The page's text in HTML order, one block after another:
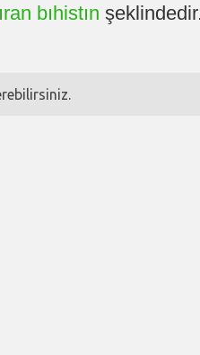
bıhistın şeklindedir.